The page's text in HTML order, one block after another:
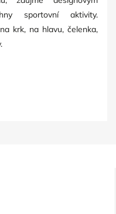
sportovní aktivity.
krk, na hlavu, čelenka,